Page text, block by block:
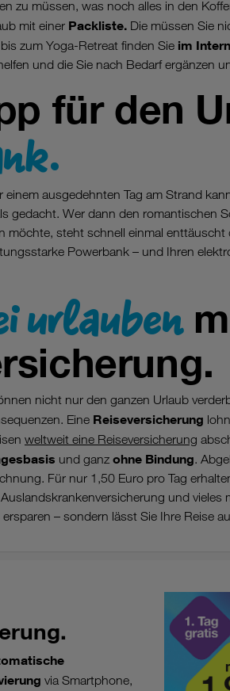
zu müssen, was noch alles in den
mit einer Packliste. Die müssen Sie
zum Yoga-Retreat finden Sie im
und die Sie nach Bedarf ergänzen
für den
ausgedehnten Tag am Strand
gedacht. Wer dann den romantischen
möchte, steht schnell einmal enttäuscht
Powerbank – und Ihren
urlauben
nicht nur den ganzen Urlaub
Eine Reiseversicherung
weltweit eine Reiseversicherung
und ganz ohne Bindung.
Für nur 1,50 Euro pro Tag
und vieles
– sondern lässt Sie Ihre Reise
via Smartphone,